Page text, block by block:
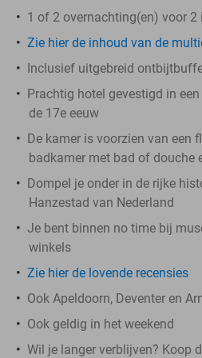
1 of 2 overnachting(en) voor 2
Zie hier de inhoud van de
Inclusief uitgebreid
Prachtig hotel gevestigd in
de 17e eeuw
De kamer is voorzien van een
badkamer met bad of douche
Dompel je onder in de rijke
Hanzestad van Nederland
Je bent binnen no time bij
winkels
Zie hier de lovende recensies
Ook Apeldoorn, Deventer en
Ook geldig in het weekend
Wil je langer verblijven? Koop